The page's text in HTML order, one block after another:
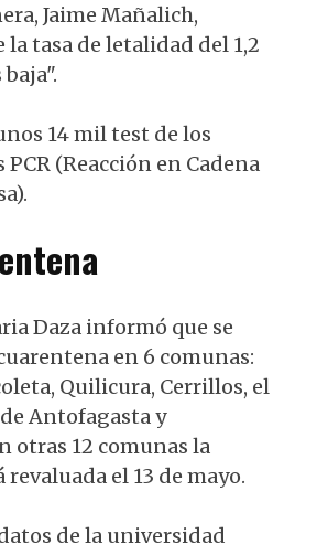
Jaime Mañalich,
la tasa de letalidad del 1,2
14 mil test de los
(Reacción en Cadena
Daza informó que se
en 6 comunas:
Quilicura, Cerrillos, el
Antofagasta y
otras 12 comunas la
el 13 de mayo.
de la universidad